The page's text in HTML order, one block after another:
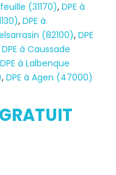
(31170),DPE à
,DPE à
(82100),DPE
DPE à Caussade
DPE à Lalbenque
,DPE à Agen (47000)